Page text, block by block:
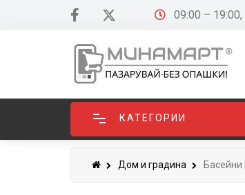
09:00 –
КАТЕГОРИИ
Дом и градина Басейни